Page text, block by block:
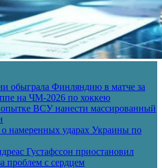
обыграла Финляндию в матче за
на ЧМ-2026 по хоккею
ВСУ нанести массированный
намеренных ударах Украины по
Густафссон приостановил
проблем с сердцем